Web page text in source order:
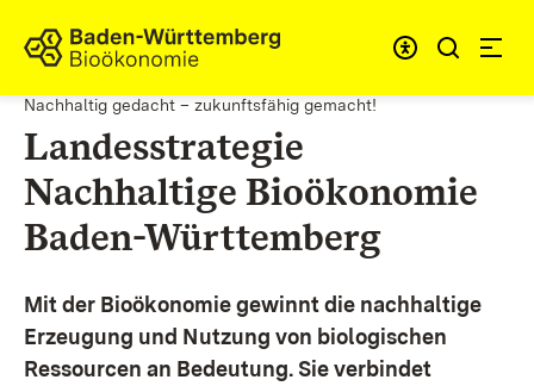
Zum Inhalt springen
Link zur Startseite
Nachhaltig gedacht – zukunftsfähig gemacht!
Landesstrategie
Nachhaltige Bioökonomie
Baden-Württemberg
Mit der Bioökonomie gewinnt die nachhaltige
Erzeugung und Nutzung von biologischen
Ressourcen an Bedeutung. Sie verbindet